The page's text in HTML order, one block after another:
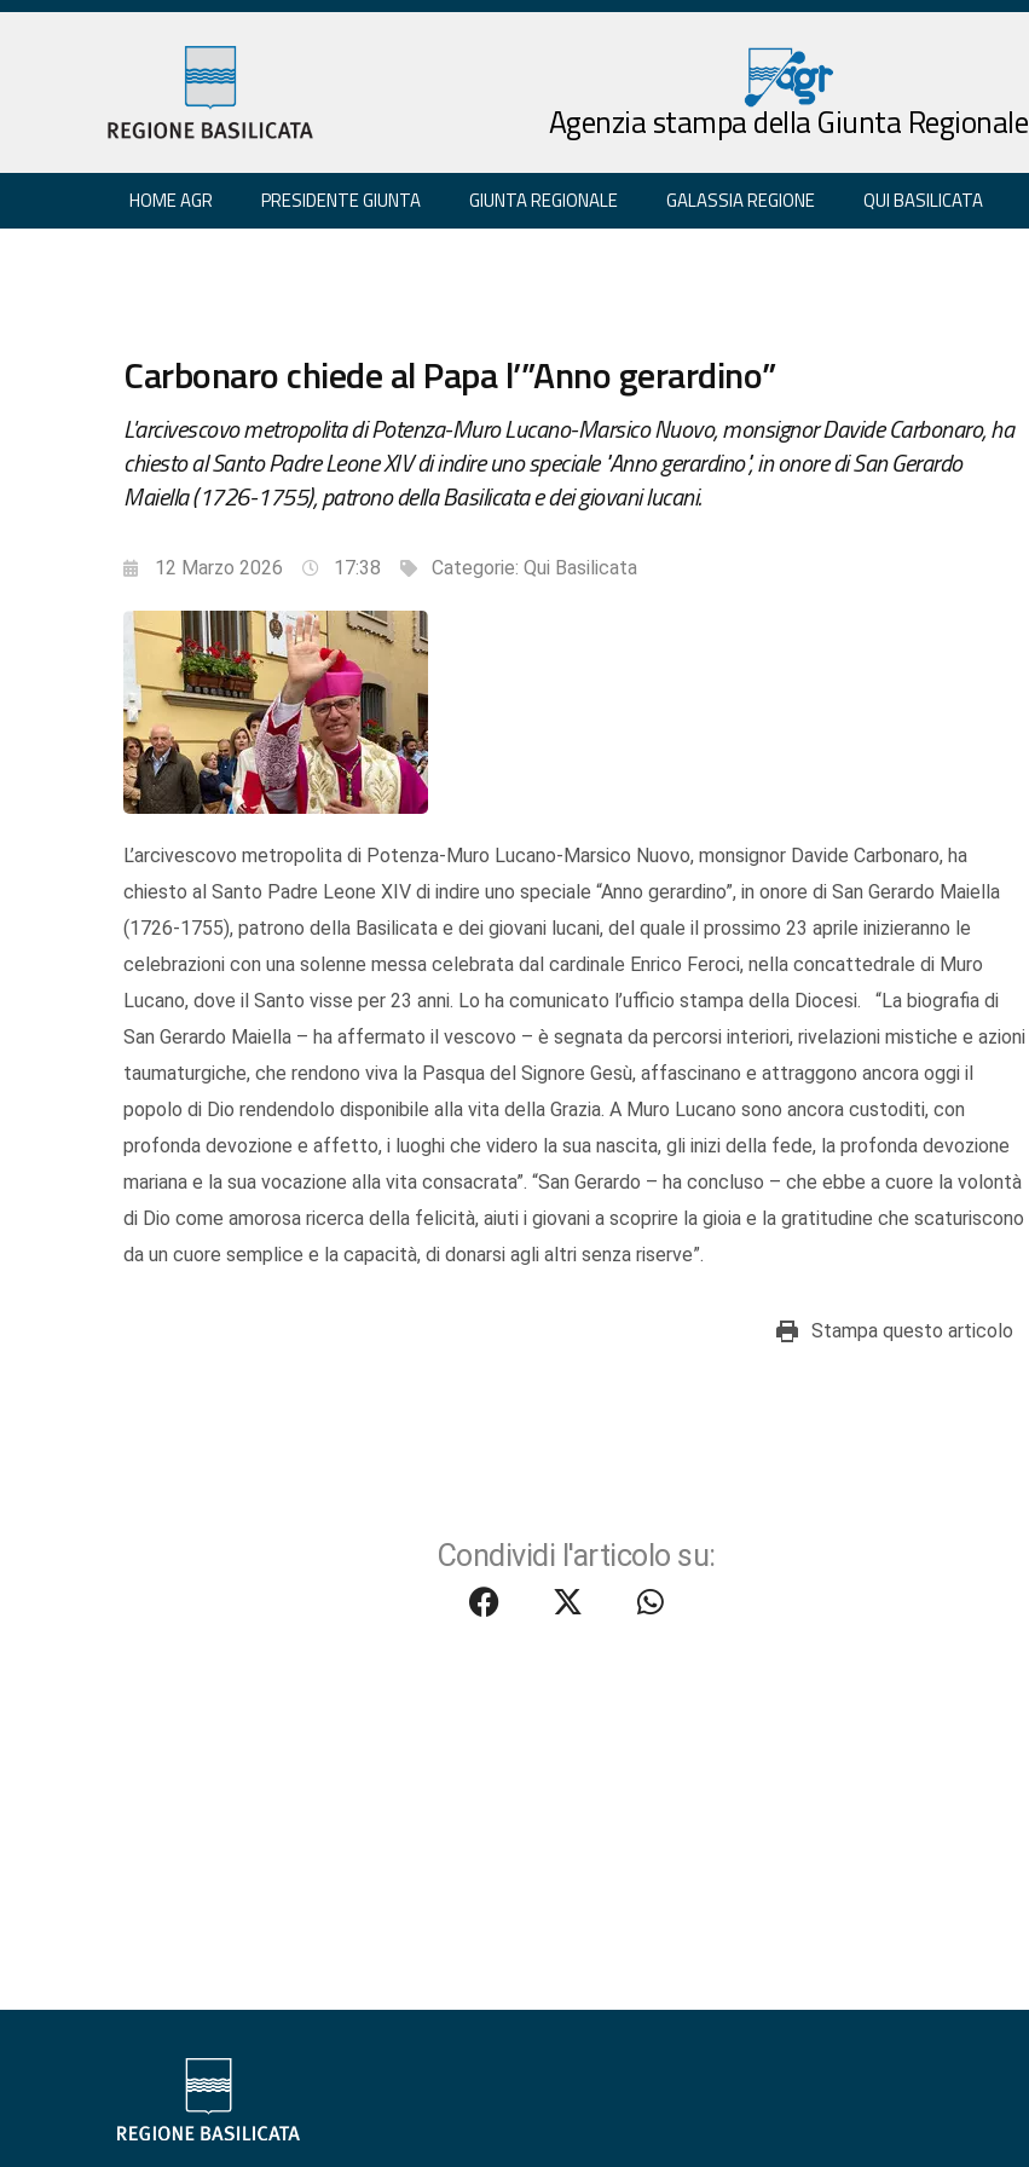
Agenzia stampa della Giunta Regionale
HOME AGR PRESIDENTE GIUNTA GIUNTA REGIONALE GALASSIA REGIONE QUI BASILICATA
Carbonaro chiede al Papa l’”Anno gerardino”
L'arcivescovo metropolita di Potenza-Muro Lucano-Marsico Nuovo, monsignor Davide Carbonaro, ha
chiesto al Santo Padre Leone XIV di indire uno speciale "Anno gerardino", in onore di San Gerardo
Maiella (1726-1755), patrono della Basilicata e dei giovani lucani.
12 Marzo 2026 17:38 Categorie: Qui Basilicata
L’arcivescovo metropolita di Potenza-Muro Lucano-Marsico Nuovo, monsignor Davide Carbonaro, ha
chiesto al Santo Padre Leone XIV di indire uno speciale “Anno gerardino”, in onore di San Gerardo Maiella
(1726-1755), patrono della Basilicata e dei giovani lucani, del quale il prossimo 23 aprile inizieranno le
celebrazioni con una solenne messa celebrata dal cardinale Enrico Feroci, nella concattedrale di Muro
Lucano, dove il Santo visse per 23 anni. Lo ha comunicato l’ufficio stampa della Diocesi. “La biografia di
San Gerardo Maiella – ha affermato il vescovo – è segnata da percorsi interiori, rivelazioni mistiche e azioni
taumaturgiche, che rendono viva la Pasqua del Signore Gesù, affascinano e attraggono ancora oggi il
popolo di Dio rendendolo disponibile alla vita della Grazia. A Muro Lucano sono ancora custoditi, con
profonda devozione e affetto, i luoghi che videro la sua nascita, gli inizi della fede, la profonda devozione
mariana e la sua vocazione alla vita consacrata”. “San Gerardo – ha concluso – che ebbe a cuore la volontà
di Dio come amorosa ricerca della felicità, aiuti i giovani a scoprire la gioia e la gratitudine che scaturiscono
da un cuore semplice e la capacità, di donarsi agli altri senza riserve”.
Stampa questo articolo
Condividi l'articolo su: